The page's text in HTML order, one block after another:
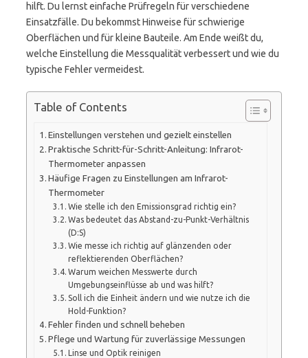
hilft. Du lernst einfache Prüfregeln für verschiedene
Einsatzfälle. Du bekommst Hinweise für schwierige
Oberflächen und für kleine Bauteile. Am Ende weißt du,
welche Einstellung die Messqualität verbessert und wie du
typische Fehler vermeidest.
Table of Contents
Einstellungen verstehen und gezielt einstellen
Praktische Schritt-für-Schritt-Anleitung: Infrarot-
Thermometer anpassen
Häufige Fragen zu Einstellungen am Infrarot-
Thermometer
Wie stelle ich den Emissionsgrad richtig ein?
Was bedeutet das Abstand-zu-Punkt-Verhältnis
(D:S)
Wie messe ich richtig auf glänzenden oder
reflektierenden Oberflächen?
Warum weichen Messwerte durch
Umgebungseinflüsse ab und was hilft?
Soll ich die Einheit ändern und wie nutze ich die
Hold-Funktion?
Fehler finden und schnell beheben
Pflege und Wartung für zuverlässige Messungen
Linse und Optik reinigen